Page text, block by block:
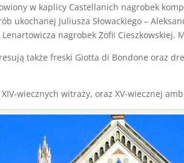
w kaplicy Castellanich nagrobek
ukochanej Juliusza Słowackiego –
nagrobek Zofii Cieszkowskiej.
także freski Giotta di Bondone oraz
wiecznych witraży, oraz XV-wiecznej